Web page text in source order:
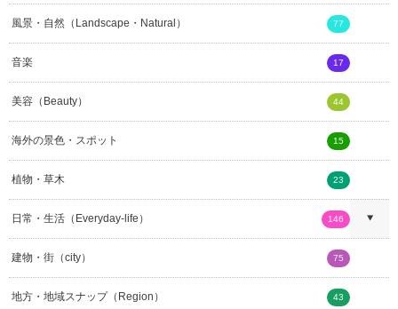
風景・自然（Landscape・Natural） 77
音楽 17
美容（Beauty） 44
海外の景色・スポット 15
植物・草木 23
日常・生活（Everyday-life） 146
建物・街（city） 75
地方・地域スナップ（Region） 43